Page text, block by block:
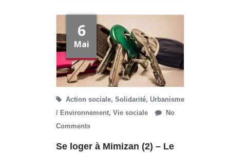
6
Mai
Action sociale, Solidarité, Urbanisme
/ Environnement, Vie sociale
No
Comments
Se loger à Mimizan (2) – Le